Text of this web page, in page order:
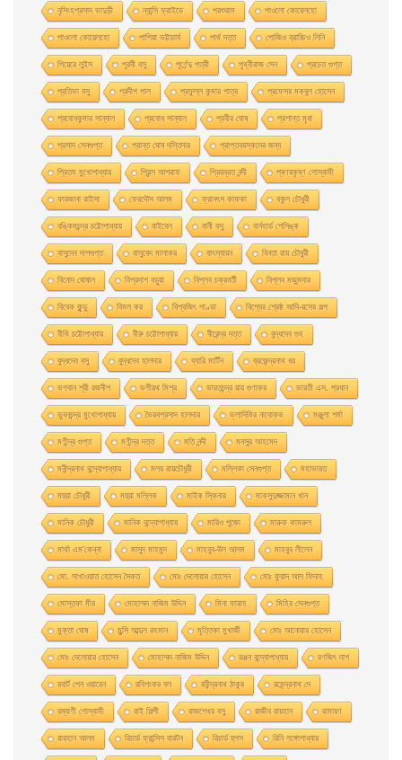
নৃসিংহপ্রসাদ ভাদুড়ী ন্যান্সি ফ্রাইডে পরশুরাম পাওলাে কোয়েলহাে
পাওলাে কোয়েলহো পাপিয়া ভট্টাচার্য পার্থ দত্ত পােজিও ব্রাচ্চিও লিনি
পিয়েরে লুইস পূরবী বসু পূর্ণেন্দু পত্রী পৃথ্বীরাজ সেন প্রচেত গুপ্ত
প্রতিভা বসু প্রদীপ পাল প্রফুল্ল কুমার পাত্র প্রফেসর মকবুল হােসেন
প্রবােধকুমার সান্যাল প্রবােধ সান্যাল প্রবীর ঘােষ প্রশান্ত মৃধা
প্রসাদ সেনগুপ্ত প্রান্ত ঘোষ দস্তিদার প্রাপ্তবয়স্কদের জন্য
প্রিতম মুখোপাধ্যায় প্রিন্স আশরাফ প্রিয়ব্রত নন্দী প্ৰণয়কৃষ্ণ গোস্বামী
ফারজানা রাইসা ফেরদৌস আলম ফ্রানৎস কাফকা বকুল চৌধুরী
বঙ্কিমচন্দ্র চট্টোপাধ্যায় বাইবেল বানী বসু বার্নহার্ড শেলিঙ্ক
বাসুদেব দাশগুপ্ত বাসুবেদ মালাকর বাৎস্যায়ন বিনতা রায় চৌধুরী
বিনোদ ঘোষাল বিপ্রদাশ বড়ুয়া বিপ্লব চক্রবর্তী বিপ্লব মজুমদার
বিবেক কুন্ডু বিমল কর বিশ্বজিৎ পাণ্ডা বিশ্বের শ্রেষ্ঠ আদি-রসের গল্প
বীথি চট্টোপাধ্যায় বীরু চট্টোপাধ্যায় বীরেন্দ্র দত্ত বুদ্ধদেব গুহ
বুদ্ধদেব বসু বুদ্ধদেব হালদার ব্যারি মার্টিন ব্রজেন্দ্রনাথ ধর
ভগবান শ্রী রজনীশ ভগীরথ মিশ্র ভারতচন্দ্র রায় গুণাকর ভারতী এস. প্রধান
ভুবনচন্দ্র মুখোপাধ্যায় ভৈরবপ্রসাদ হালদার ভ্লাদিমির নাবোকভ মঞ্জুলা শর্মা
মণীন্দ্র গুপ্ত মণীন্দ্র দত্ত মতি নন্দী মনসুর আহমেদ
মনীন্দ্রনাথ বন্দ্যোপাধ্যায় মলয় রায়চৌধুরী মল্লিকা সেনগুপ্ত মহাভারত
মহুয়া চৌধুরী মহুয়া মল্লিক মাইক স্কিনার মাকসুদুজ্জামান খান
মানিক চৌধুরী মানিক বন্দ্যোপাধ্যায় মারিও পুজো মারুফ কামরুল
মার্থা এম'কেন্না মাসুদ মাহমুদ মাহবুব-উল আলম মাহবুব লীলেন
মাে. সাখাওয়াত হােসেন সৈকত মােঃ দেলােয়ার হােসেন মােঃ ফুয়াদ আল ফিদাহ
মােস্তফা মীর মােহাম্মদ নাজিম উদ্দিন মিনা ফারাহ মিহির সেনগুপ্ত
মুক্তা ঘোষ মুন্সি আব্দুল রহমান মৃত্তিকা মুখার্জী মোঃ আনোয়ার হোসেন
মোঃ দেলোয়ার হােসেন মোহাম্মদ নাজিম উদ্দিন রঞ্জন বন্দ্যোপাধ্যায় রণজিৎ দাশ
রবার্ট পেন ওয়ারেন রবিশংকর বল রবীন্দ্রনাথ ঠাকুর রমেন্দ্রনাথ দে
রম্যাণী গোস্বামী রাই শিল্পী রাজশেখর বসু রাজীব রায়হান রামায়ণ
রায়হান আলম রিচার্ড ফ্রান্সিস বারটন রিচার্ড হুগস রিনি গঙ্গোপাধ্যায়